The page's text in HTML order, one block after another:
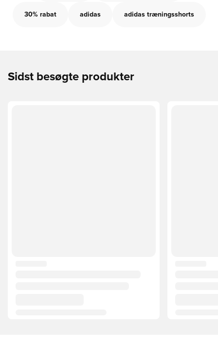
30% rabat adidas adidas træningsshorts
Sidst besøgte produkter